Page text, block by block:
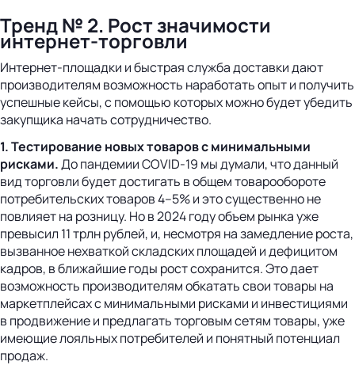
Тренд № 2. Рост значимости
интернет-торговли
Интернет-площадки и быстрая служба доставки дают
производителям возможность наработать опыт и получить
успешные кейсы, с помощью которых можно будет убедить
закупщика начать сотрудничество.
1. Тестирование новых товаров с минимальными
рисками.До пандемии COVID-19 мы думали, что данный
вид торговли будет достигать в общем товарообороте
потребительских товаров 4–5% и это существенно не
повлияет на розницу. Но в 2024 году объем рынка уже
превысил 11 трлн рублей, и, несмотря на замедление роста,
вызванное нехваткой складских площадей и дефицитом
кадров, в ближайшие годы рост сохранится. Это дает
возможность производителям обкатать свои товары на
маркетплейсах с минимальными рисками и инвестициями
в продвижение и предлагать торговым сетям товары, уже
имеющие лояльных потребителей и понятный потенциал
продаж.